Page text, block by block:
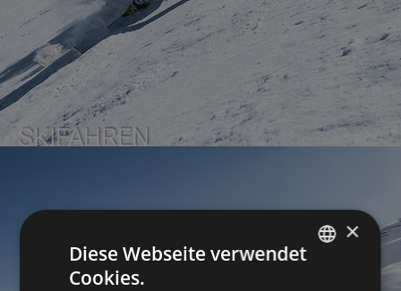
SKIFAHREN
×
Diese Webseite verwendet
Cookies.